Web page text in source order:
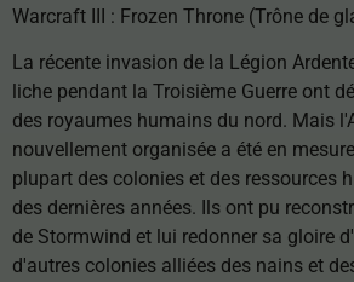
Warcraft III : Frozen Throne (Trône de
La récente invasion de la Légion
liche pendant la Troisième Guerre ont
des royaumes humains du nord. Mais
nouvellement organisée a été en
plupart des colonies et des ressources
des dernières années. Ils ont pu
de Stormwind et lui redonner sa gloire
d'autres colonies alliées des nains et